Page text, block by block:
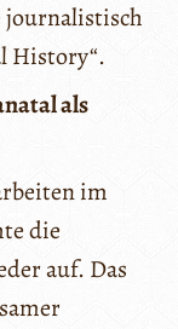
History“.
als
im
die
auf. Das